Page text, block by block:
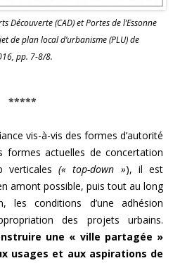
Découverte (CAD) et Portes de l’Essonne
de plan local d’urbanisme (PLU) de
pp. 7-8/8.
*****
vis-à-vis des formes d’autorité
formes actuelles de concertation
verticales(« top-down »), il est
amont possible, puis tout au long
les conditions d’une adhésion
des projets urbains.
une « ville partagée »
usages et aux aspirations de